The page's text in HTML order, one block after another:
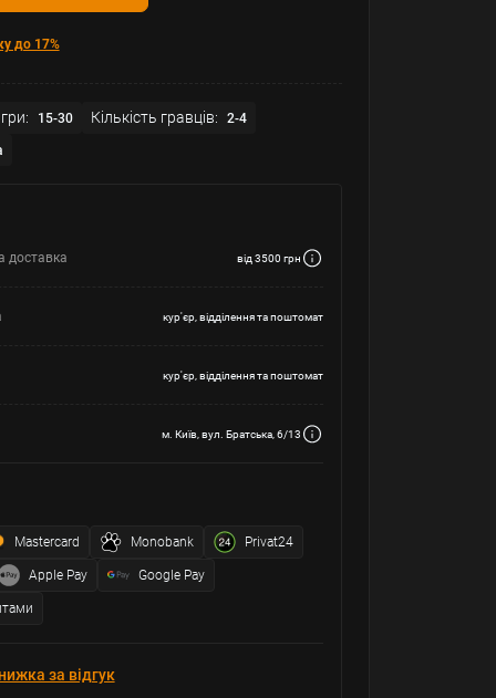
до 17%
15-30 Кількість гравців: 2-4
доставка від 3500 грн
кур'єр, відділення та поштомат
кур'єр, відділення та поштомат
м. Київ, вул. Братська, 6/13
Mastercard Monobank Privat24
Apple Pay Google Pay
за відгук